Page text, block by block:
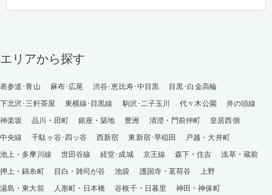
エリアから探す
表参道･青山 麻布･広尾 渋谷･恵比寿･中目黒
目黒･白金高輪
下北沢･三軒茶屋
東横線･目黒線 駒沢･二子玉川 代々木公園
井の頭線
神楽坂
品川・田町 銀座・築地 豊洲 清澄・門前仲町
皇居西側
中央線
千駄ヶ谷･四ッ谷 西新宿 東新宿･早稲田
戸越・大井町
池上・多摩川線
世田谷線 経堂･成城 京王線 森下・住吉
浅草・蔵前
押上・錦糸町
目白・雑司が谷 池袋 護国寺・茗荷谷
上野
湯島・東大前
人形町・日本橋 谷根千・日暮里
神田・神保町